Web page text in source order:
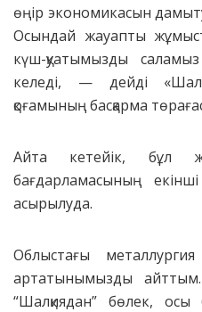
өңір экономикасын
Осындай жауапты
күш-қуатымызды
келеді, — дейді
қоғамының басқарма
Айта кетейік, бұл
бағдарламасының
асырылуда.
Облыстағы
артатынымызды
“Шалқиядан” бөлек,